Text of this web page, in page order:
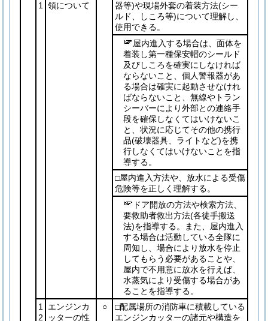
1
領について
器等)や現場外套の着装方法(シー
ルド、しころ等)について理解し、
使用できる。
屋内進入する場合は、面体を
着装し第一種保安帽のシールド
及びしころを確実にしなければ
ならないこと、個人警報器があ
る場合は確実に起動させなけれ
ばならないこと、無線やトラン
シーバーにより外部との連絡手
段を確保しなくてはいけないこ
と、状況に応じてその他の携行
品(破壊器具、ライトなど)を携
行しなくてはいけないことを指
導する。
□屋内進入方法や、放水による受傷
危険等を正しく理解する。
ドア開放の方法や検索方法、
要救助者救出方法(各徒手搬送
法)を指導する。また、屋内進入
する場合は活動している全隊に
周知し、場合により放水を停止
してもらう必要があることや、
屋内で不用意に放水を行えば、
水蒸気により受傷する場合があ
ることを指導する。
1
2
エンジンカ
ッターの性
○
□配属場所の消防車に積載している
エンジンカッターの諸元や構造を